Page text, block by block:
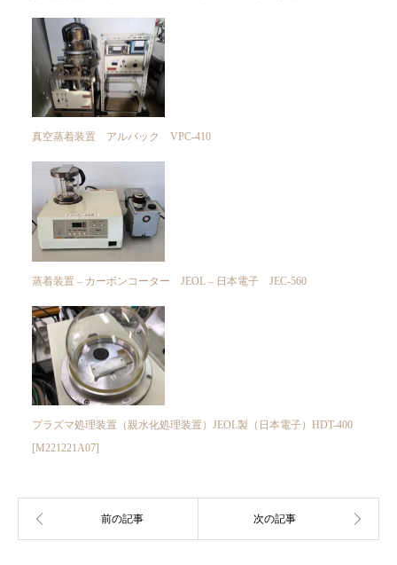
真空蒸着装置 アルバック VPC-410
蒸着装置 – カーボンコーター JEOL – 日本電子 JEC-560
プラズマ処理装置（親水化処理装置）JEOL製（日本電子）HDT-400
[M221221A07]